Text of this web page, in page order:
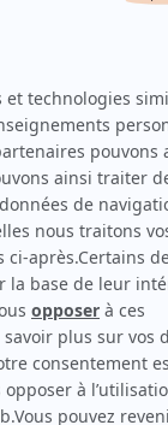
2022